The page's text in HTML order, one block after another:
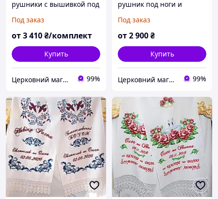
рушники с вышивкой под
Под заказ
от3 410₴/комплект
Купить
Церковний магазин "Трикірій" 99%
рушник под ноги и
рук с вышивкой №13
Под заказ
от2 900₴
Купить
Церковний магазин "Трикірій" 99%